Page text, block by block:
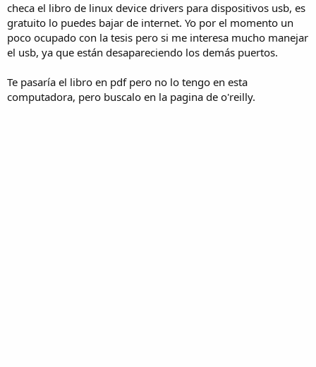
checa el libro de linux device drivers para dispositivos usb, es
gratuito lo puedes bajar de internet. Yo por el momento un
poco ocupado con la tesis pero si me interesa mucho manejar
el usb, ya que están desapareciendo los demás puertos.
Te pasaría el libro en pdf pero no lo tengo en esta
computadora, pero buscalo en la pagina de o'reilly.